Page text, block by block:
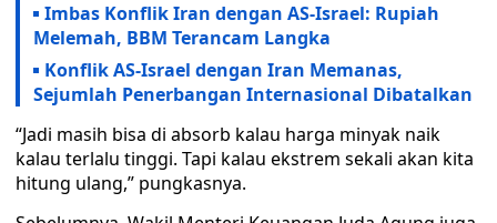
Imbas Konflik Iran dengan AS-Israel: Rupiah
Melemah, BBM Terancam Langka
Konflik AS-Israel dengan Iran Memanas,
Sejumlah Penerbangan Internasional Dibatalkan
“Jadi masih bisa di absorb kalau harga minyak naik
kalau terlalu tinggi. Tapi kalau ekstrem sekali akan kita
hitung ulang,” pungkasnya.